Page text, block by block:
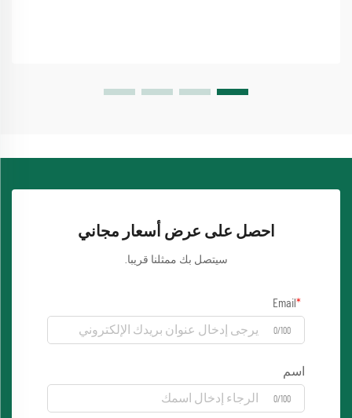
احصل على عرض أسعار مجاني
سيتصل بك ممثلنا قريبا.
Email
0/100
اسم
0/100